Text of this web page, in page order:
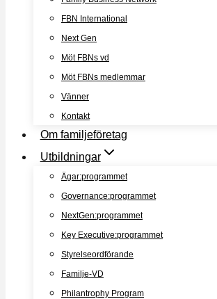
FBN International
Next Gen
Möt FBNs vd
Möt FBNs medlemmar
Vänner
Kontakt
Om familjeföretag
Utbildningar
Ägar:programmet
Governance:programmet
NextGen:programmet
Key Executive:programmet
Styrelseordförande
Familje-VD
Philantrophy Program